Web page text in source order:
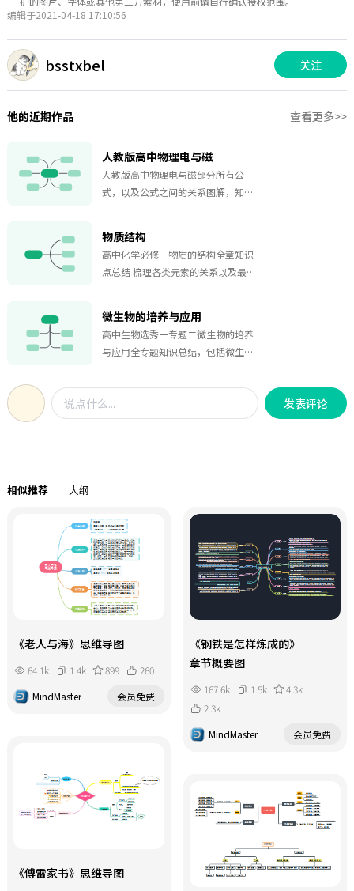
编辑于2021-04-18 17:10:56
bsstxbel 关注
他的近期作品 查看更多>>
人教版高中物理电与磁
人教版高中物理电与磁部分所有公
式，以及公式之间的关系图解，知识
物质结构
高中化学必修一物质的结构全章知识
点总结 梳理各类元素的关系以及最常
微生物的培养与应用
高中生物选秀一专题二微生物的培养
与应用全专题知识总结，包括微生物
解纤维素的微生物的分离。内容详
细，干货满满，欢迎大家收藏购买！
发表评论
相似推荐 大纲
《老人与海》思维导图
64.1k 1.4k 899
260
MindMaster
会员免费
《钢铁是怎样炼成的》
章节概要图
167.6k 1.5k
4.3k
2.3k
MindMaster
会员免费
《傅雷家书》思维导图